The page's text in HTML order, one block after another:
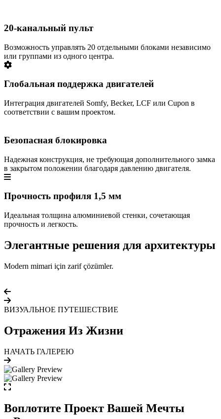
20-канальный пульт
Возможность управлять 20 отдельными блоками независимо
или группами из одного центра.
Глобальная поддержка двигателей
Интеграция двигателей Somfy, Becker, LCF или Cupon в
соответствии с вашим проектом.
Безопасная блокировка
Надежная конструкция, не требующая дополнительного замка
в закрытом положении благодаря давлению двигателя.
Прочность профиля 1,5 мм
Идеальная толщина алюминиевой стенки, сочетающая
прочность и легкость.
Элегантные решения для архитектуры
Modern mimari için zarif çözümler.
ВИЗУАЛЬНОЕ ПУТЕШЕСТВИЕ
Отражения Из Жизни
НАЧАТЬ ГАЛЕРЕЮ
Воплотите Проект Вашей Мечты